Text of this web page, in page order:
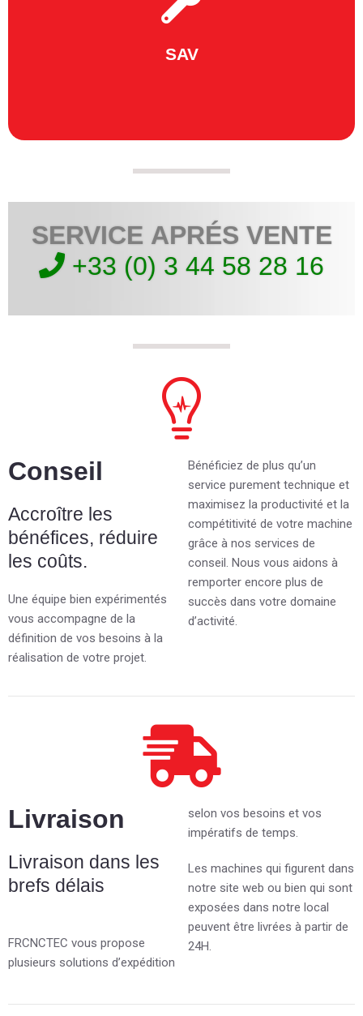
SAV
détachées. Un SAV fiable et de qualité, en atelier ou sur
SERVICE APRÉS VENTE
+33 (0) 3 44 58 28 16
Conseil
Accroître les
bénéfices, réduire
les coûts.
Une équipe bien expérimentés
vous accompagne de la
définition de vos besoins à la
réalisation de votre projet.
Bénéficiez de plus qu’un
service purement technique et
maximisez la productivité et la
compétitivité de votre machine
grâce à nos services de
conseil. Nous vous aidons à
remporter encore plus de
succès dans votre domaine
d’activité.
Livraison
Livraison dans les
brefs délais
FRCNCTEC vous propose
plusieurs solutions d’expédition
selon vos besoins et vos
impératifs de temps.
Les machines qui figurent dans
notre site web ou bien qui sont
exposées dans notre local
peuvent être livrées à partir de
24H.